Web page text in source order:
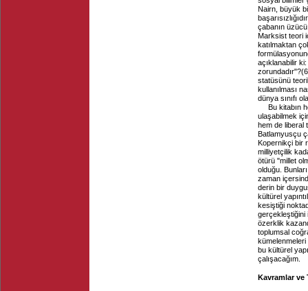
Nairn, büyük
çabanın
Marksist teori
katılmaktan
açıklanabilir
zorundadır"?(6
statüsünü
kullanılması
dünya sınıfı
Bu kitabın
ulaşabilmek
hem de liberal
Batlamyusçu
Kopernikçi bir
milliyetçilik
ötürü "millet
olduğu.
zaman
derin bir
kültürel
kesiştiği
gerçekleştiğini
özerklik
toplumsal
kümelenmeleri
bu kültürel
çalışacağım.
Kavramlar ve